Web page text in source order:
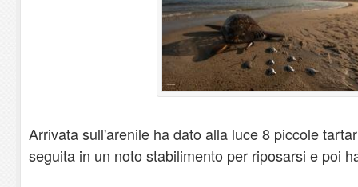
Arrivata sull'arenile ha dato alla luce 8 piccole
seguita in un noto stabilimento per riposarsi e poi